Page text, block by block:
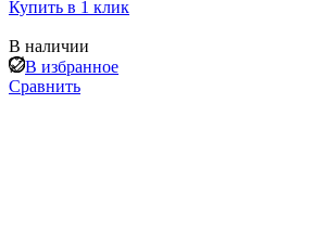
Купить в 1 клик
В наличии
В избранное
Сравнить